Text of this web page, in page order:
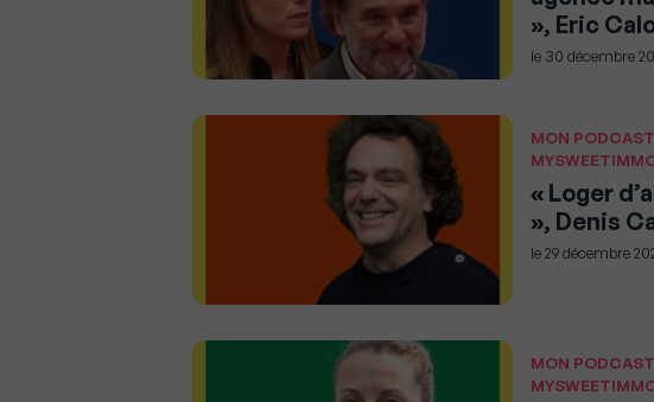
», Eric
le 30 décembre
MON
« Loger
», Denis
le29 décembre
MON